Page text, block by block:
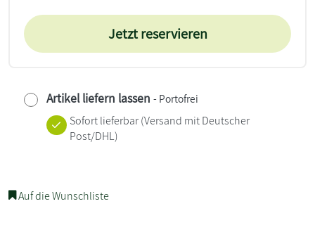
Jetzt reservieren
Artikel liefern lassen - Portofrei
Sofort lieferbar(Versand mit Deutscher
Post/DHL)
Auf die Wunschliste